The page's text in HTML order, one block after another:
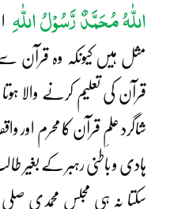
اللّٰہُمُحَمَّدٌ رَّسُوْلُ اللّٰہِ
مثل ہیں کیونکہ وہ قرآن
قرآن کی تعلیم کرنے والا
شاگرد علمِ قرآن کا محرم اور
ہادی و باطنی رہبر کے بغیر
سکتا نہ ہی مجلسِ محمدی صلی